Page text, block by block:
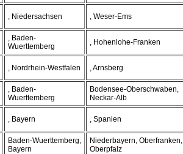
, Niedersachsen , Weser-Ems
, Baden-
Wuerttemberg
, Hohenlohe-Franken
, Nordrhein-Westfalen , Arnsberg
, Baden-
Wuerttemberg
Bodensee-Oberschwaben,
Neckar-Alb
, Bayern , Spanien
Baden-Wuerttemberg,
Bayern
Niederbayern, Oberfranken,
Oberpfalz